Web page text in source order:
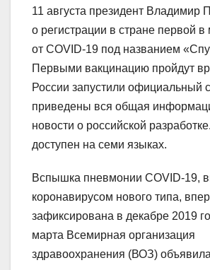
11 августа президент Владимир
о регистрации в стране первой
от COVID-19 под названием
Первыми вакцинацию пройдут
России запустили официальный
приведены вся общая
новости о российской
доступен на семи языках.
Вспышка пневмонии COVID-19,
коронавирусом нового типа,
зафиксирована в декабре 2019
марта Всемирная организация
здравоохранения (ВОЗ)